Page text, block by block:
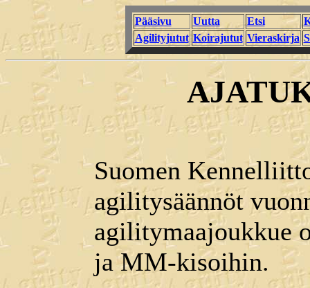
Pääsivu Uutta Etsi
Agilityjutut Koirajutut Vieraskirja
Suomen
agilitysäännöt
agilitymaajoukkue
ja MM-kisoihin.